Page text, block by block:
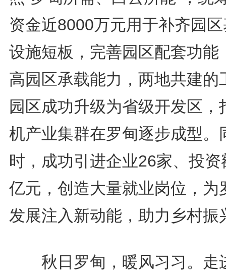
资金近8000万元用于补齐园
设施短板，完善园区配套功能
高园区承载能力，两地共建的
园区成功升级为省级开发区，
机产业集群在罗甸逐步成型。
时，成功引进企业26家、投资
亿元，创造大量就业岗位，为
发展注入新动能，助力乡村振
秋日罗甸，暖风习习。走